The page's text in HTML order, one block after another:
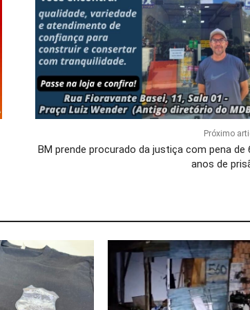
Próximo
BM prende procurado da justiça com pena de
anos de